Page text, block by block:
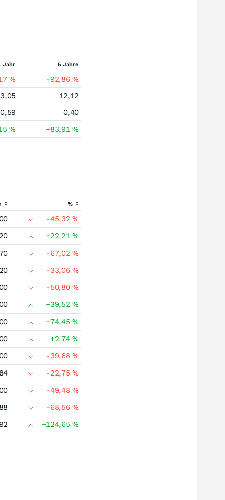
Jahr 5 Jahre
% -92,86%
3,05
12,12
0,59
0,40
% +83,91%
%
-45,32%
+22,21%
-67,02%
-33,06%
-50,80%
+39,52%
+74,45%
+2,74%
-39,68%
-22,75%
-49,48%
-68,56%
+124,65%